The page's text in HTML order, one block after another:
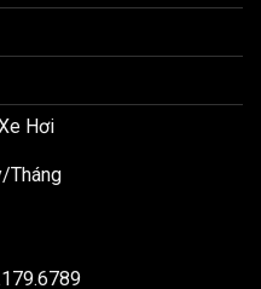
Hơi
Tháng